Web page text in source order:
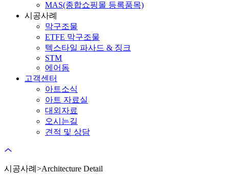
MAS(종합쇼핑몰 등록품목)
시공사례
막구조물
ETFE 막구조물
텍스타일 파사드 & 징크
STM
에어돔
고객센터
아트소식
아트 자료실
대외자료
오시는길
견적 및 상담
시공사례>Architecture Detail